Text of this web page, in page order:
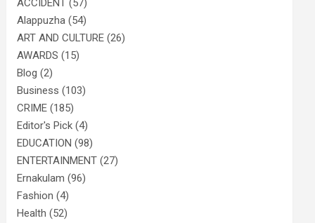
ACCIDENT (57)
Alappuzha (54)
ART AND CULTURE (26)
AWARDS (15)
Blog (2)
Business (103)
CRIME (185)
Editor's Pick (4)
EDUCATION (98)
ENTERTAINMENT (27)
Ernakulam (96)
Fashion (4)
Health (52)